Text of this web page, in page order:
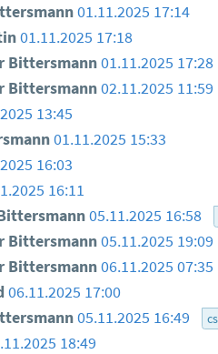
01.11.2025 17:14
01.11.2025 17:18
Bittersmann01.11.2025 17:28
Bittersmann02.11.2025 11:59
13:45
01.11.2025 15:33
16:03
16:11
05.11.2025 16:58
Bittersmann05.11.2025 19:09
Bittersmann06.11.2025 07:35
06.11.2025 17:00
05.11.2025 16:49
18:49